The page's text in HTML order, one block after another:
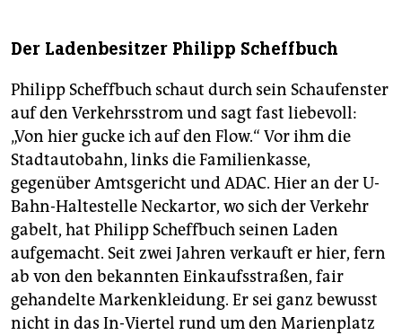
Der Ladenbesitzer Philipp Scheffbuch
Philipp Scheffbuch schaut durch sein Schaufenster
auf den Verkehrsstrom und sagt fast liebevoll:
„Von hier gucke ich auf den Flow.“ Vor ihm die
Stadtautobahn, links die Familienkasse,
gegenüber Amtsgericht und ADAC. Hier an der U-
Bahn-Haltestelle Neckartor, wo sich der Verkehr
gabelt, hat Philipp Scheffbuch seinen Laden
aufgemacht. Seit zwei Jahren verkauft er hier, fern
ab von den bekannten Einkaufsstraßen, fair
gehandelte Markenkleidung. Er sei ganz bewusst
nicht in das In-Viertel rund um den Marienplatz